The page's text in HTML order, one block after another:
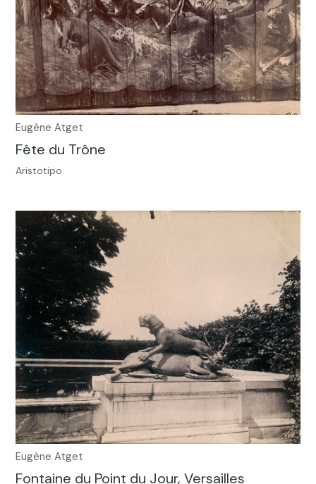
Eugène Atget
Fête du Trône
Aristotipo
Eugène Atget
Fontaine du Point du Jour, Versailles